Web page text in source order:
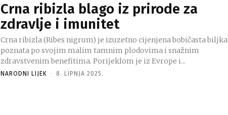
Crna ribizla blago iz prirode za
zdravlje i imunitet
Crna ribizla (Ribes nigrum) je izuzetno cijenjena bobičasta biljka
poznata po svojim malim tamnim plodovima i snažnim
zdravstvenim benefitima. Porijeklom je iz Evrope i...
NARODNI LIJEK - 8. LIPNJA 2025.